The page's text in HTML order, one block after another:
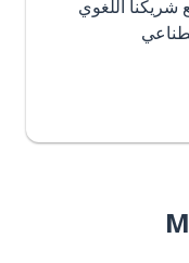
اللغوي